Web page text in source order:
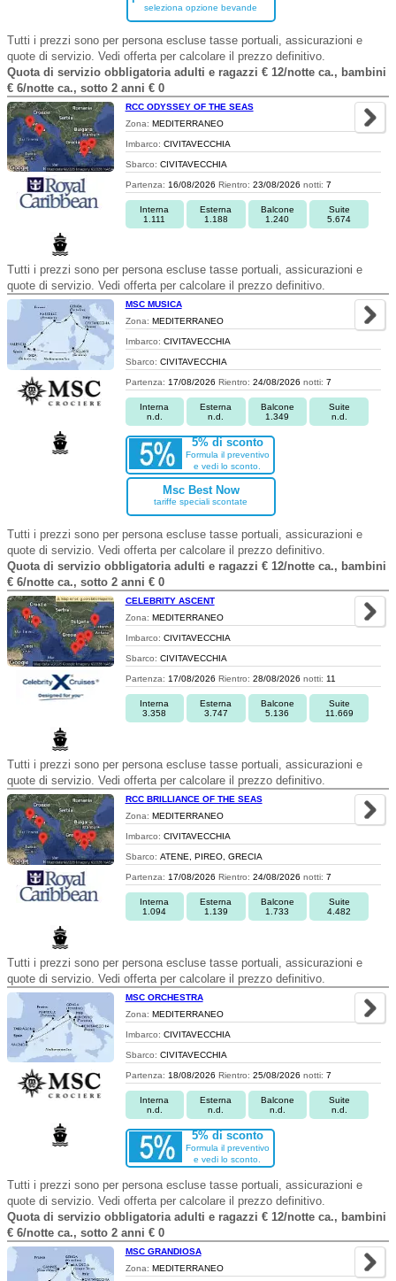
seleziona opzione bevande
Tutti i prezzi sono per persona escluse tasse portuali, assicurazioni e
quote di servizio. Vedi offerta per calcolare il prezzo definitivo.
Quota di servizio obbligatoria adulti e ragazzi € 12/notte ca., bambini
€ 6/notte ca., sotto 2 anni € 0
RCC ODYSSEY OF THE SEAS
Zona: MEDITERRANEO
Imbarco: CIVITAVECCHIA
Sbarco: CIVITAVECCHIA
Partenza: 16/08/2026 Rientro: 23/08/2026 notti: 7
Interna
1.111
Esterna
1.188
Balcone
1.240
Suite
5.674
Tutti i prezzi sono per persona escluse tasse portuali, assicurazioni e
quote di servizio. Vedi offerta per calcolare il prezzo definitivo.
MSC MUSICA
Zona: MEDITERRANEO
Imbarco: CIVITAVECCHIA
Sbarco: CIVITAVECCHIA
Partenza: 17/08/2026 Rientro: 24/08/2026 notti: 7
Interna
n.d.
Esterna
n.d.
Balcone
1.349
Suite
n.d.
5% di sconto
Formula il preventivo
e vedi lo sconto.
Msc Best Now
tariffe speciali scontate
Tutti i prezzi sono per persona escluse tasse portuali, assicurazioni e
quote di servizio. Vedi offerta per calcolare il prezzo definitivo.
Quota di servizio obbligatoria adulti e ragazzi € 12/notte ca., bambini
€ 6/notte ca., sotto 2 anni € 0
CELEBRITY ASCENT
Zona: MEDITERRANEO
Imbarco: CIVITAVECCHIA
Sbarco: CIVITAVECCHIA
Partenza: 17/08/2026 Rientro: 28/08/2026 notti: 11
Interna
3.358
Esterna
3.747
Balcone
5.136
Suite
11.669
Tutti i prezzi sono per persona escluse tasse portuali, assicurazioni e
quote di servizio. Vedi offerta per calcolare il prezzo definitivo.
RCC BRILLIANCE OF THE SEAS
Zona: MEDITERRANEO
Imbarco: CIVITAVECCHIA
Sbarco: ATENE, PIREO, GRECIA
Partenza: 17/08/2026 Rientro: 24/08/2026 notti: 7
Interna
1.094
Esterna
1.139
Balcone
1.733
Suite
4.482
Tutti i prezzi sono per persona escluse tasse portuali, assicurazioni e
quote di servizio. Vedi offerta per calcolare il prezzo definitivo.
MSC ORCHESTRA
Zona: MEDITERRANEO
Imbarco: CIVITAVECCHIA
Sbarco: CIVITAVECCHIA
Partenza: 18/08/2026 Rientro: 25/08/2026 notti: 7
Interna
n.d.
Esterna
n.d.
Balcone
n.d.
Suite
n.d.
5% di sconto
Formula il preventivo
e vedi lo sconto.
Tutti i prezzi sono per persona escluse tasse portuali, assicurazioni e
quote di servizio. Vedi offerta per calcolare il prezzo definitivo.
Quota di servizio obbligatoria adulti e ragazzi € 12/notte ca., bambini
€ 6/notte ca., sotto 2 anni € 0
MSC GRANDIOSA
Zona: MEDITERRANEO